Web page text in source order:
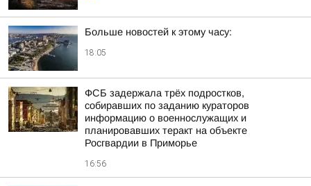
Больше новостей к этому часу:
18:05
ФСБ задержала трёх подростков,
собиравших по заданию кураторов
информацию о военнослужащих и
планировавших теракт на объекте
Росгвардии в Приморье
16:56